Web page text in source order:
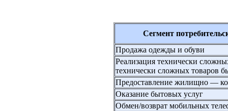
Сегмент
Продажа одежды и обуви
Реализация технически
технически сложных товаров
Предоставление жилищно —
Оказание бытовых услуг
Обмен/возврат мобильных